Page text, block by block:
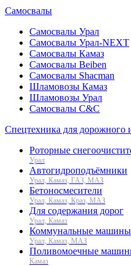
Самосвалы
Самосвалы Урал
Самосвалы Урал-NEXT
Самосвалы Камаз
Самосвалы Beiben
Самосвалы Shacman
Шламовозы Камаз
Шламовозы Урал
Самосвалы C&C
Спецтехника для дорожного
Роторные
Урал
Автогидроподъёмники
Урал, Камаз, ГАЗ, МАЗ
Бетоносмесители
Урал, Камаз, Краз, МАЗ
Для содержания дорог
Урал, Камаз
Коммунальные машины
Урал, Камаз, МАЗ
Поливомоечные
Камаз